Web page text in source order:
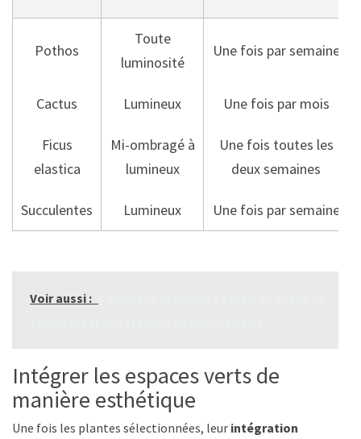
Pothos
Toute
luminosité
Une fois par semaine
Cactus Lumineux Une fois par mois
Ficus
elastica
Mi-ombragé à
lumineux
Une fois toutes les
deux semaines
Succulentes Lumineux Une fois par semaine
Voir aussi :
Intégrer les espaces verts de
manière esthétique
Une fois les plantes sélectionnées, leur intégration